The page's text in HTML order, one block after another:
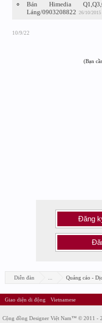
Bán Himedia
Láng/0903208822 26/10/2015
10/9/22
(Bạn
Đăng
Diễn đàn Quảng cáo -
Giao diện di động Vietnamese
Cộng đồng Designer Việt Nam™ © 2011 -